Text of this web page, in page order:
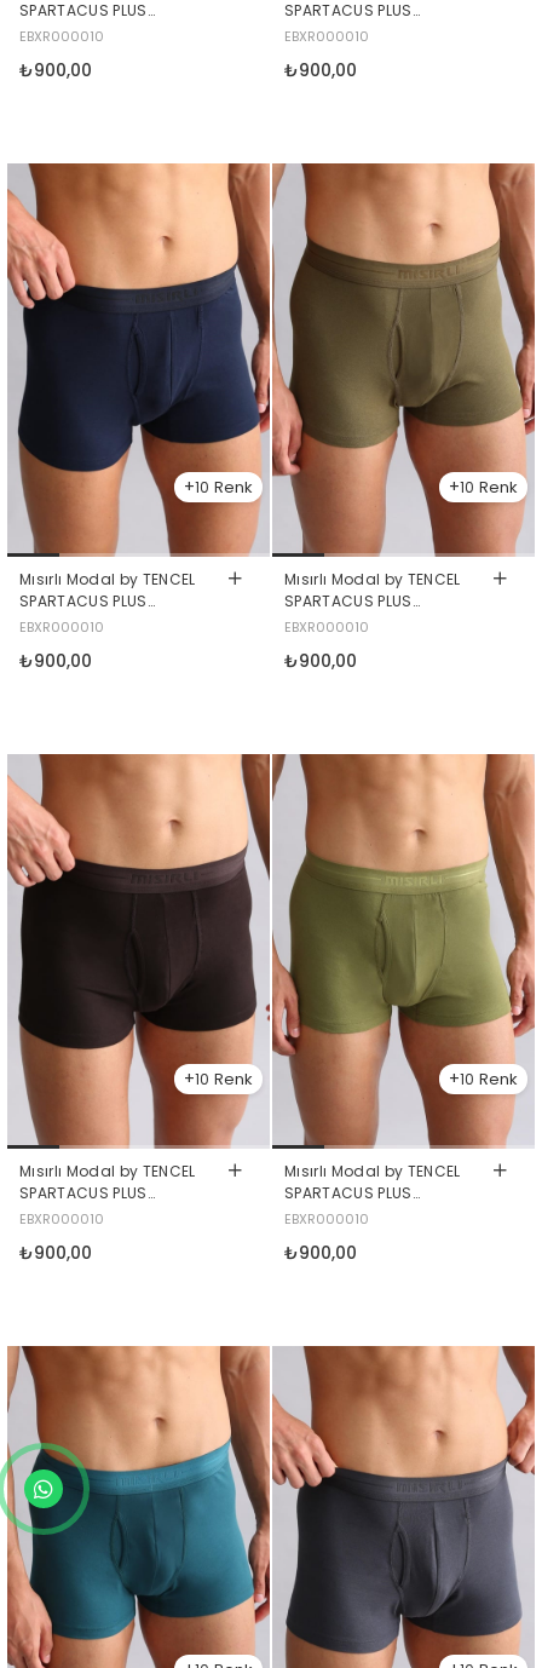
SPARTACUS PLUS
PERFORMANCE Boxer Petrol
EBXR000010
₺900,00
SPARTACUS PLUS
PERFORMANCE Boxer Pas
EBXR000010
₺900,00
10
Mısırlı Modal by TENCEL
SPARTACUS PLUS
PERFORMANCE Boxer
EBXR000010
₺900,00
10
Mısırlı Modal by TENCEL
SPARTACUS PLUS
PERFORMANCE Boxer Koyu
EBXR000010
₺900,00
10
Mısırlı Modal by TENCEL
SPARTACUS PLUS
PERFORMANCE Boxer
EBXR000010
₺900,00
10
Mısırlı Modal by TENCEL
SPARTACUS PLUS
PERFORMANCE Boxer Haki
EBXR000010
₺900,00